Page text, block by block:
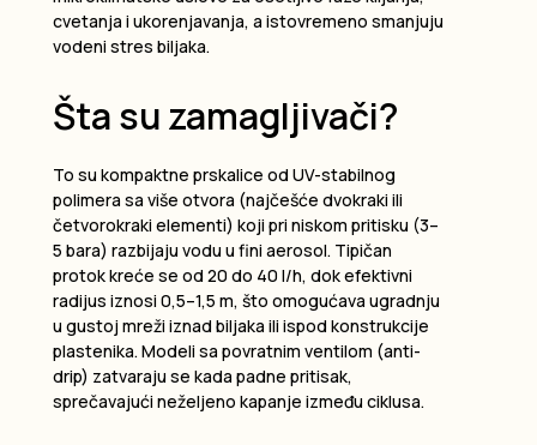
cvetanja i ukorenjavanja, a istovremeno smanjuju
vodeni stres biljaka.
Šta su zamagljivači?
To su kompaktne prskalice od UV-stabilnog
polimera sa više otvora (najčešće dvokraki ili
četvorokraki elementi) koji pri niskom pritisku (3–
5 bara) razbijaju vodu u fini aerosol. Tipičan
protok kreće se od 20 do 40 l/h, dok efektivni
radijus iznosi 0,5–1,5 m, što omogućava ugradnju
u gustoj mreži iznad biljaka ili ispod konstrukcije
plastenika. Modeli sa povratnim ventilom (anti-
drip) zatvaraju se kada padne pritisak,
sprečavajući neželjeno kapanje između ciklusa.